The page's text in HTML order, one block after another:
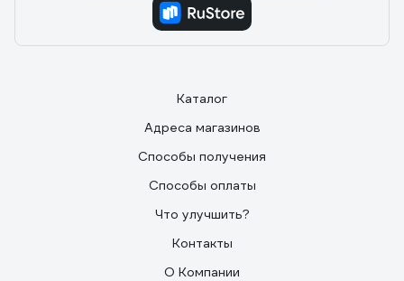
Каталог
Адреса магазинов
Способы получения
Способы оплаты
Что улучшить?
Контакты
О Компании